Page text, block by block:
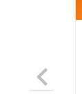
X-класс